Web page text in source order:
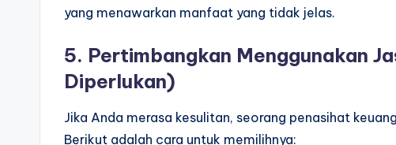
yang menawarkan manfaat yang tidak jelas.
5. Pertimbangkan Menggunakan
Diperlukan)
Jika Anda merasa kesulitan, seorang penasihat
Berikut adalah cara untuk memilihnya: